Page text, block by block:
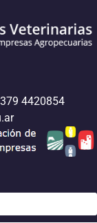
4420854